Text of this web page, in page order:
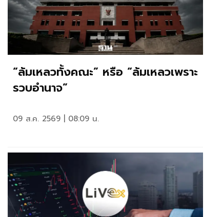
“ล้มเหลวทั้งคณะ” หรือ “ล้มเหลวเพราะ
รวบอำนาจ”
09 ส.ค. 2569 | 08:09 น.